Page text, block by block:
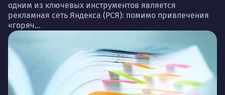
одним из ключевых инструментов является
рекламная сеть Яндекса (РСЯ): помимо привлечения
«горяч...